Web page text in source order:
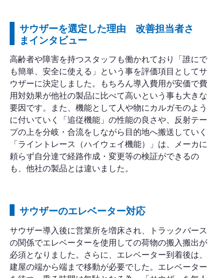
サウザーを選定した理由 改善担当者さ
まインタビュー
高齢者や障害を持つスタッフも働かれており「誰にで
も簡単、安全に使える」という事を評価項目としてサ
ウザーに決定しました。もちろん導入費用が安価で費
用対効果が他社の製品に比べて高いという事も大きな
要因です。また、機能として人や物にカルガモのよう
に付いていく「追従機能」の性能の良さや、反射テー
プの上を分岐・合流をしながら目的地へ搬送していく
「ライントレース（ハイウェイ機能）」は、メーカに
頼らず自分達で経路作成・変更等の検証ができるの
も、他社の製品とは違いました。
サウザーのエレベーター対応
サウザー導入後に営業所を増床され、トラックバース
の関係でエレベーターを使用しての荷物の搬入搬出が
必須となりました。さらに、エレベーター到着後は、
建屋の端から端まで移動が必要でした。エレベーター